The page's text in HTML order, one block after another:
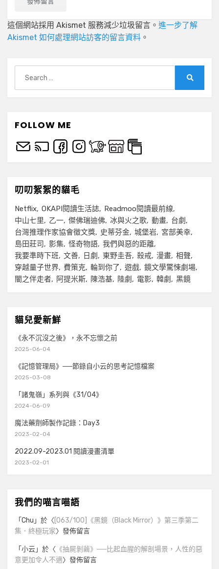
這個網站採用 Akismet 服務減少垃圾留言。 進一步了解
Akismet 如何處理網站訪客的留言資料 。
for:
FOLLOW ME
叨叨絮絮的貓毛
Netflix OKAPI閱讀生活誌
Readmoo閱讀最前線
中山七里
乙一 傑佛瑞迪佛 冰與火之歌 動畫
台劇
台灣推理作家協會徵文獎
史蒂芬金 城堡岩
宮部美幸
島田莊司
影集 怪奇物語 我們與惡的距離
我要準時下班
文善 日劇 東野圭吾 殺戒 漫畫 相聲
穿越量子世界
費策克 輪到你了 遊戲 鏡文學驚悚劇場
闇之伴走者
阿提米斯 陳浩基 陸劇 電影 韓劇 黑鏡
貓兒愛新鮮
《永不沉沒之後》，永不忘懷之前
2025-06-04
《記憶管理局》──節錄自小云的思考記憶檔案
2025-03-08
「諸鬼嶺」系列與《31/04》
2024-06-09
魔法藥劑師製作記錄：Day3
2023-02-04
2022.09-2023.01 閱讀漫畫清單
2023-02-01
我們的喵言喵語
「Chu 」於〈 [063/100]《黑鏡（Black Mirror）》第三季第二
集．終極玩家〉發佈留言
「小云」於〈 《抽屍剝繭》──比起血腥的解剖場景，人性的惡
意更加令人不適〉發佈留言